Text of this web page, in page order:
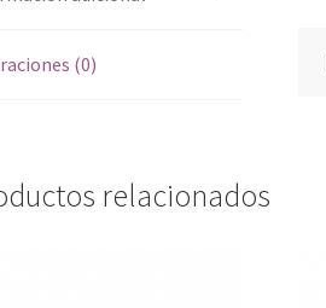
(0)
relacionados